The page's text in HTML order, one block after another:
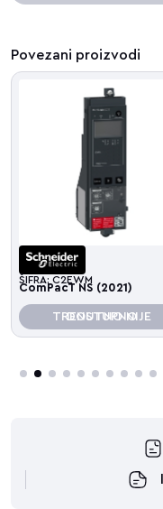
Povezani proizvodi
ŠIFRA: C2EWM
ComPacT NS (2021)
TRENUTNO NIJE DOSTUPNO
4 5 6 7 8 9 10 11 12 13